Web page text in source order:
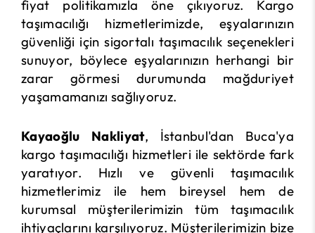
fiyat politikamızla öne çıkıyoruz. Kargo
taşımacılığı hizmetlerimizde, eşyalarınızın
güvenliği için sigortalı taşımacılık seçenekleri
sunuyor, böylece eşyalarınızın herhangi bir
zarar görmesi durumunda mağduriyet
yaşamamanızı sağlıyoruz.
Kayaoğlu Nakliyat, İstanbul'dan Buca'ya
kargo taşımacılığı hizmetleri ile sektörde fark
yaratıyor. Hızlı ve güvenli taşımacılık
hizmetlerimiz ile hem bireysel hem de
kurumsal müşterilerimizin tüm taşımacılık
ihtiyaçlarını karşılıyoruz. Müşterilerimizin bize